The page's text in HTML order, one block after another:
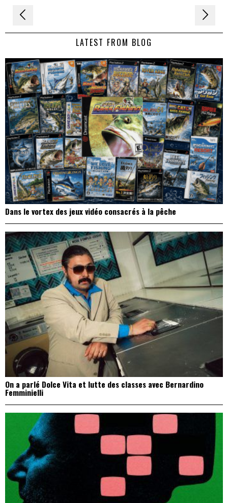
Navigation
de LATEST FROM BLOG
Dans le vortex des jeux vidéo consacrés à la pêche
On a parlé Dolce Vita et lutte des classes avec Bernardino
Femminielli